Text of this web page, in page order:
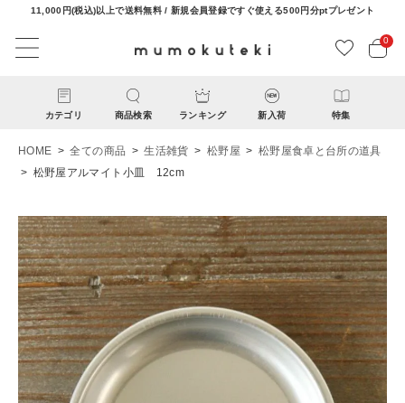
11,000円(税込)以上で送料無料 / 新規会員登録ですぐ使える500円分ptプレゼント
0
カテゴリ 商品検索 ランキング 新入荷 特集
ACCOUNT MENU
ようこそ ゲスト 様
ログイン
HOME 全ての商品 生活雑貨 松野屋
松野屋食卓と台所の道具
松野屋アルマイト小皿 12cm